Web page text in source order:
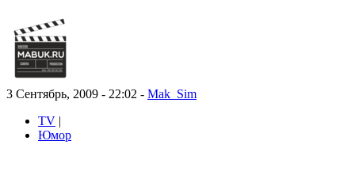
3 Сентябрь, 2009 - 22:02 - Mak_Sim
TV |
Юмор